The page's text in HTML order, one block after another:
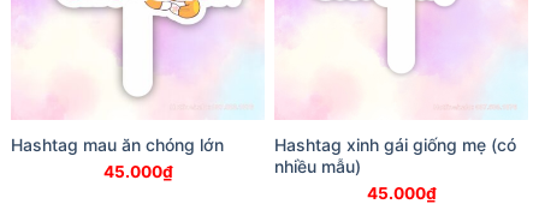
Hashtag mau ăn chóng lớn
45.000₫
Hashtag xinh gái giống mẹ (có
nhiều mẫu)
45.000₫